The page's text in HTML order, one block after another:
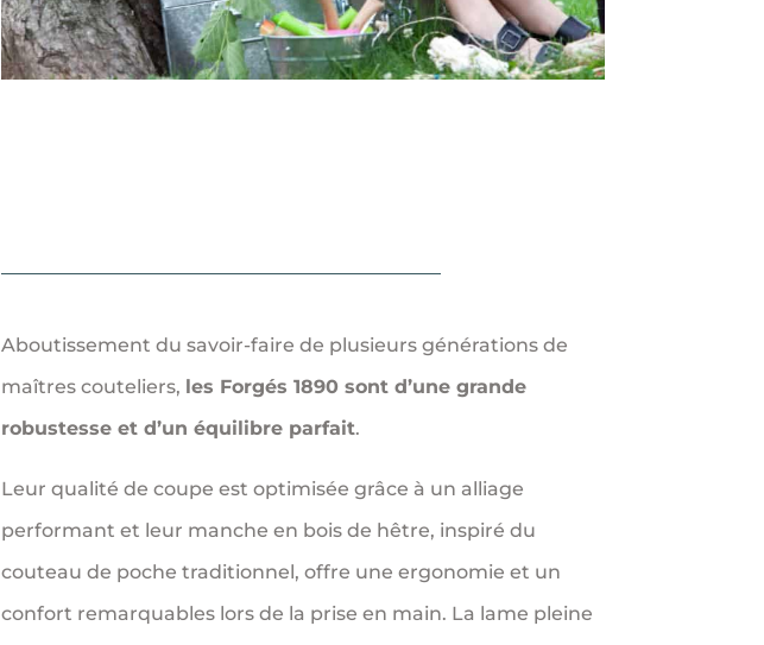
Aboutissement du savoir-faire de plusieurs générations de
maîtres couteliers, les Forgés 1890 sont d’une grande
robustesse et d’un équilibre parfait.
Leur qualité de coupe est optimisée grâce à un alliage
performant et leur manche en bois de hêtre, inspiré du
couteau de poche traditionnel, offre une ergonomie et un
confort remarquables lors de la prise en main. La lame pleine